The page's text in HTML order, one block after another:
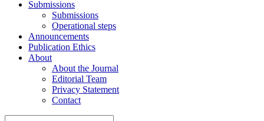
Submissions
Submissions
Operational steps
Announcements
Publication Ethics
About
About the Journal
Editorial Team
Privacy Statement
Contact